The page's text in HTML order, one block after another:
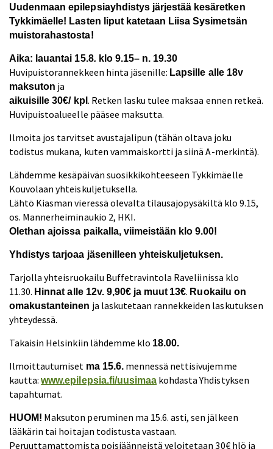
Uudenmaan epilepsiayhdistys järjestää kesäretken
Tykkimäelle! Lasten liput katetaan Liisa Sysimetsän
muistorahastosta!
Aika: lauantai 15.8. klo 9.15– n. 19.30
Huvipuistorannekkeen hinta jäsenille: Lapsille alle 18v
maksuton ja
aikuisille 30€/ kpl . Retken lasku tulee maksaa ennen retkeä.
Huvipuistoalueelle pääsee maksutta.
Ilmoita jos tarvitset avustajalipun (tähän oltava joku
todistus mukana, kuten vammaiskortti ja siinä A-merkintä).
Lähdemme kesäpäivän suosikkikohteeseen Tykkimäelle
Kouvolaan yhteiskuljetuksella.
Lähtö Kiasman vieressä olevalta tilausajopysäkiltä klo 9.15,
os. Mannerheiminaukio 2, HKI.
Olethan ajoissa paikalla, viimeistään klo 9.00!
Yhdistys tarjoaa jäsenilleen yhteiskuljetuksen.
Tarjolla yhteisruokailu Buffetravintola Raveliinissa klo
11.30. Hinnat alle 12v. 9,90€ ja muut 13€. Ruokailu on
omakustanteinen ja laskutetaan rannekkeiden laskutuksen
yhteydessä.
Takaisin Helsinkiin lähdemme klo 18.00.
Ilmoittautumiset ma 15.6.mennessä nettisivujemme
kautta:www.epilepsia.fi/uusimaa kohdasta Yhdistyksen
tapahtumat.
HUOM! Maksuton peruminen ma 15.6. asti, sen jälkeen
lääkärin tai hoitajan todistusta vastaan.
Peruuttamattomista poisjäänneistä veloitetaan 30€ hlö ja